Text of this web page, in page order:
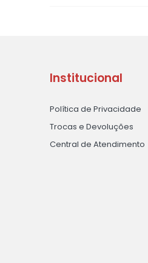
Institucional
Política de Privacidade
Trocas e Devoluções
Central de Atendimento